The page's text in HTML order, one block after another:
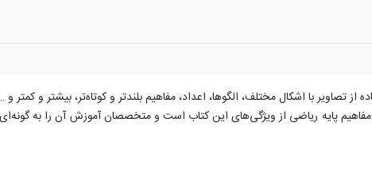
با اشکال مختلف، الگوها، اعداد، مفاهیم بلندتر و کوتاه‌تر، بیشتر و کمتر
پایه ریاضی از ویژگی‌های این کتاب است و متخصصان آموزش آن را به